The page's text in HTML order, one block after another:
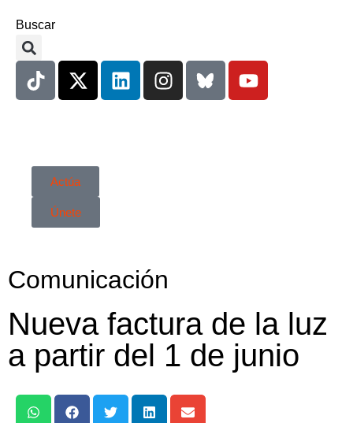
Buscar
Actúa
Únete
Comunicación
Nueva factura de la luz
a partir del 1 de junio